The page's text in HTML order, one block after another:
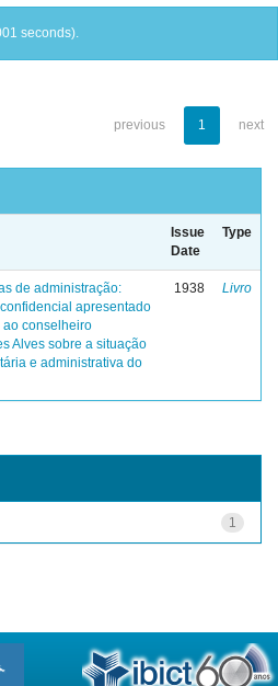
seconds).
previous 1 next
Issue
Date
Type
de administração:
apresentado
ao conselheiro
Alves sobre a situação
e administrativa do
1938 Livro
1